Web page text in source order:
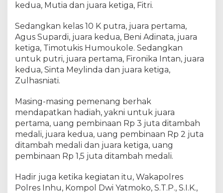
kedua, Mutia dan juara ketiga, Fitri.
Sedangkan kelas 10 K putra, juara pertama,
Agus Supardi, juara kedua, Beni Adinata, juara
ketiga, Timotukis Humoukole. Sedangkan
untuk putri, juara pertama, Fironika Intan, juara
kedua, Sinta Meylinda dan juara ketiga,
Zulhasniati.
Masing-masing pemenang berhak
mendapatkan hadiah, yakni untuk juara
pertama, uang pembinaan Rp 3 juta ditambah
medali, juara kedua, uang pembinaan Rp 2 juta
ditambah medali dan juara ketiga, uang
pembinaan Rp 1,5 juta ditambah medali.
Hadir juga ketika kegiatan itu, Wakapolres
Polres Inhu, Kompol Dwi Yatmoko, S.T.P., S.I.K.,